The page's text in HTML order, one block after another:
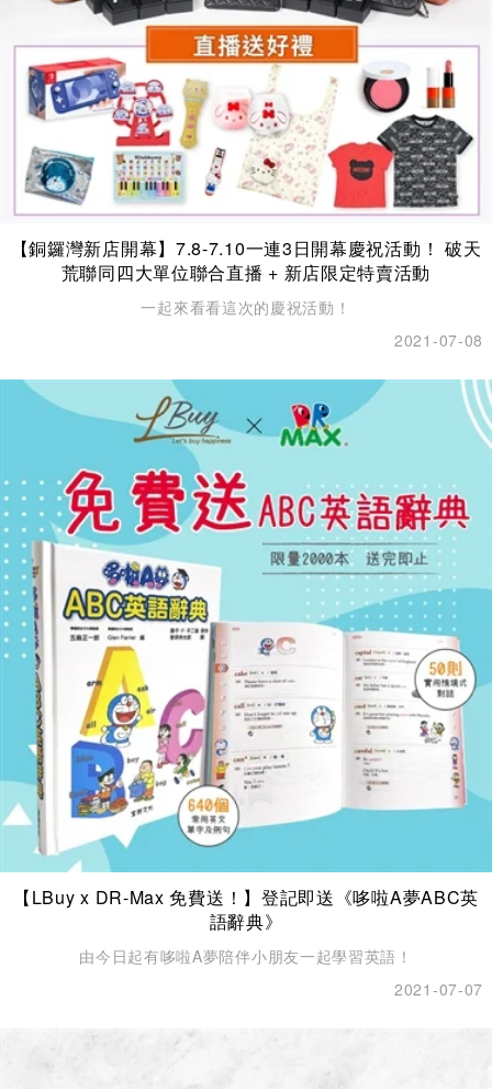
【銅鑼灣新店開幕】7.8-7.10一連3日開幕慶祝活動！ 破天
荒聯同四大單位聯合直播 + 新店限定特賣活動
一起來看看這次的慶祝活動！
2021-07-08
【LBuy x DR-Max 免費送！】登記即送《哆啦A夢ABC英
語辭典》
由今日起有哆啦A夢陪伴小朋友一起學習英語！
2021-07-07